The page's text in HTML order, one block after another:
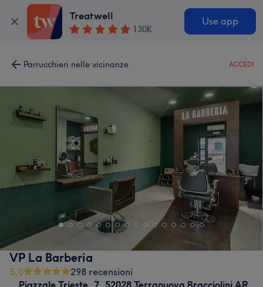
Treatwell
130K
Use app
Parrucchieri nelle vicinanze ACCEDI
VP La Barberia
5,0
298 recensioni
Piazzale Trieste, 7, 52028 Terranuova Bracciolini AR,